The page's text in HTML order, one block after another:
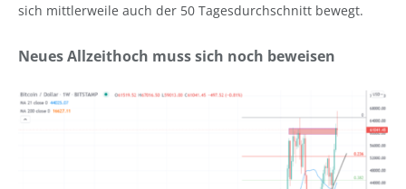
sich mittlerweile auch der 50 Tagesdurchschnitt bewegt.
Neues Allzeithoch muss sich noch beweisen